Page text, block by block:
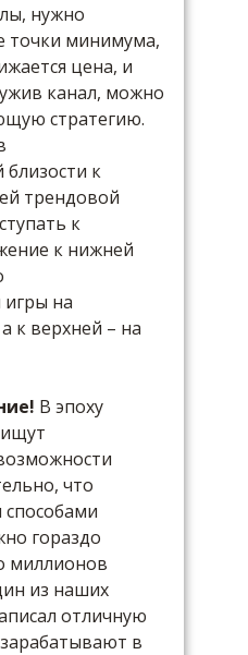
нужно
точки минимума,
цена, и
канал, можно
стратегию.
близости к
трендовой
к
к нижней
игры на
к верхней – на
В эпоху
что
гораздо
миллионов
из наших
отличную
в